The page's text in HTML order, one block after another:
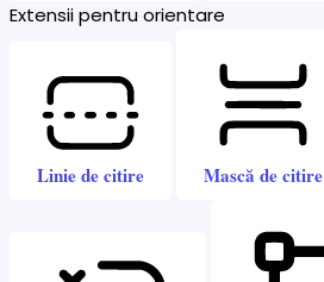
Extensii pentru orientare
Linie de citire Mască de citire